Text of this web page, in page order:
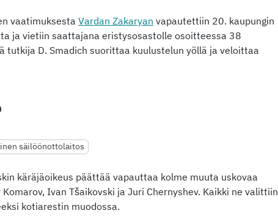
vaatimuksesta Vardan Zakaryan vapautettiin 20. kaupungin
ja vietiin saattajana eristysosastolle osoitteessa 38
tutkija D. Smadich suorittaa kuulustelun yöllä ja veloittaa
säilöönottolaitos
käräjäoikeus päättää vapauttaa kolme muuta uskovaa
Ivan Tšaikovski ja Juri Chernyshev. Kaikki ne valittiin
kotiarestin muodossa.